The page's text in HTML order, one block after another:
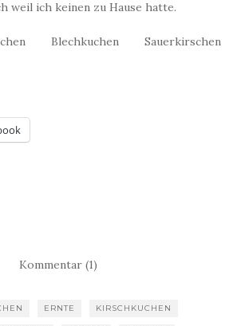
weil ich keinen zu Hause hatte.
Kommentar (1)
ERNTE KIRSCHKUCHEN